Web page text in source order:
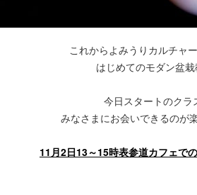
これからよみうりカルチャ
はじめてのモダン盆
今日スタートのクラ
みなさまにお会いできるのが
11月2日13～15時表参道カフェで